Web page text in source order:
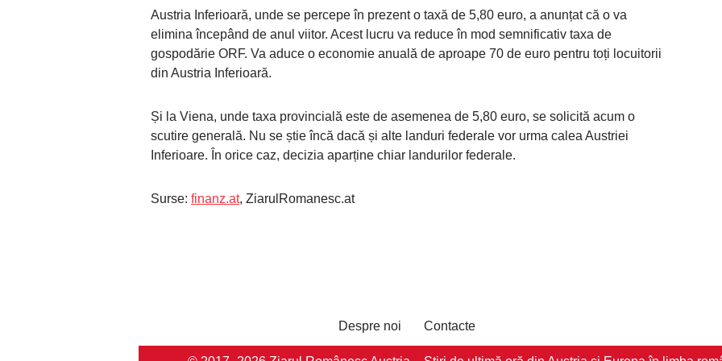
Austria Inferioară, unde se percepe în prezent o taxă de 5,80 euro, a anunțat că o va
elimina începând de anul viitor. Acest lucru va reduce în mod semnificativ taxa de
gospodărie ORF. Va aduce o economie anuală de aproape 70 de euro pentru toți locuitorii
din Austria Inferioară.
Și la Viena, unde taxa provincială este de asemenea de 5,80 euro, se solicită acum o
scutire generală. Nu se știe încă dacă și alte landuri federale vor urma calea Austriei
Inferioare. În orice caz, decizia aparține chiar landurilor federale.
Surse: finanz.at, ZiarulRomanesc.at
Despre noi Contacte